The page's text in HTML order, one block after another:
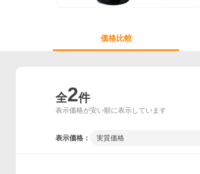
価格比較
全2件
表示価格が安い順に表示しています
表示価格： 実質価格